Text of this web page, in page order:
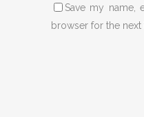
Save my name,
browser for the next